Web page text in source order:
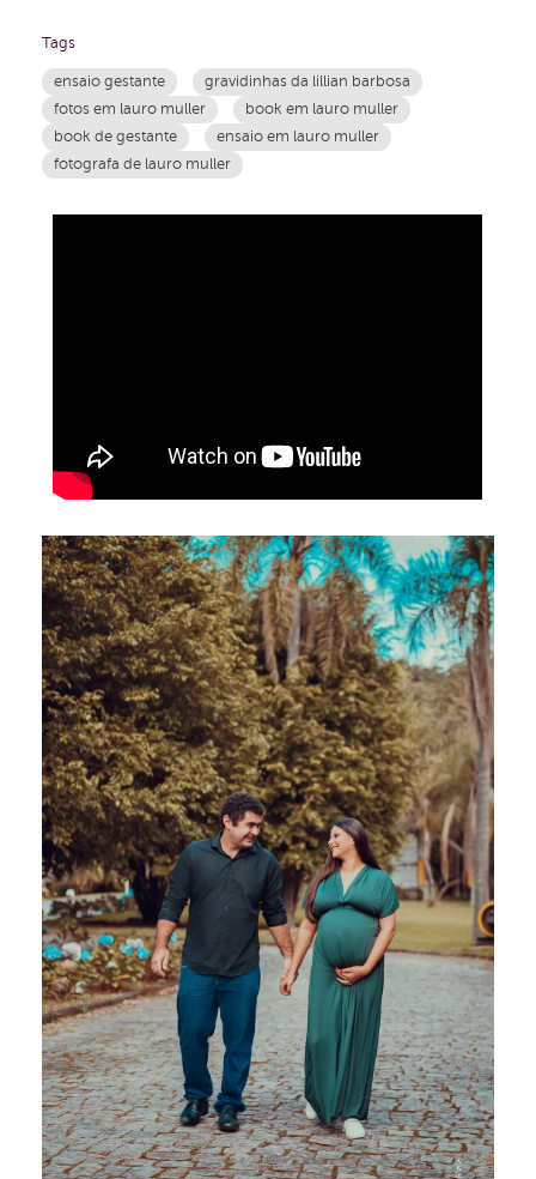
Tags
ensaio gestante
gravidinhas da lillian barbosa
fotos em lauro muller
book em lauro muller
book de gestante
ensaio em lauro muller
fotografa de lauro muller